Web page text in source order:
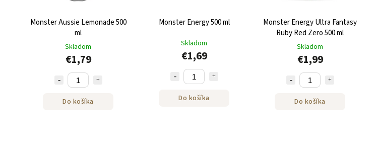
Monster Aussie Lemonade 500
ml
Skladom
€1,79
Do košíka
Monster Energy 500 ml
Skladom
€1,69
Do košíka
Monster Energy Ultra Fantasy
Ruby Red Zero 500 ml
Skladom
€1,99
Do košíka